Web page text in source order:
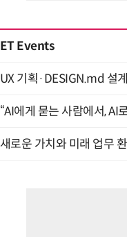
ET Events
UX 기획·DESIGN.md 설
“AI에게 묻는 사람에서,
새로운 가치와 미래 업무